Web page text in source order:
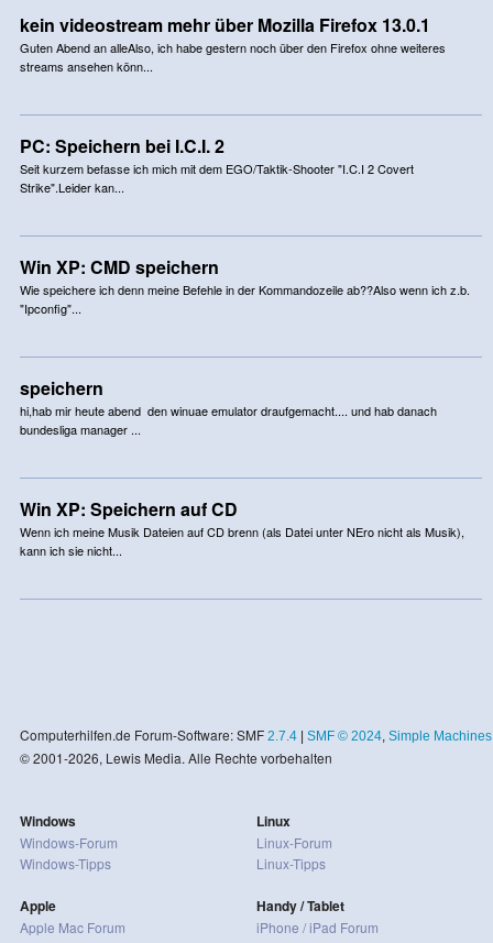
kein videostream mehr über Mozilla Firefox 13.0.1
Guten Abend an alleAlso, ich habe gestern noch über den Firefox ohne weiteres
streams ansehen könn...
PC: Speichern bei I.C.I. 2
Seit kurzem befasse ich mich mit dem EGO/Taktik-Shooter "I.C.I 2 Covert
Strike".Leider kan...
Win XP: CMD speichern
Wie speichere ich denn meine Befehle in der Kommandozeile ab??Also wenn ich z.b.
"Ipconfig"...
speichern
hi,hab mir heute abend den winuae emulator draufgemacht.... und hab danach
bundesliga manager ...
Win XP: Speichern auf CD
Wenn ich meine Musik Dateien auf CD brenn (als Datei unter NEro nicht als Musik),
kann ich sie nicht...
Computerhilfen.de Forum-Software: SMF 2.7.4| SMF © 2024, Simple Machines
© 2001-2026, Lewis Media. Alle Rechte vorbehalten
Windows
Windows-Forum
Windows-Tipps
Apple
Apple Mac Forum
Linux
Linux-Forum
Linux-Tipps
Handy / Tablet
iPhone / iPad Forum